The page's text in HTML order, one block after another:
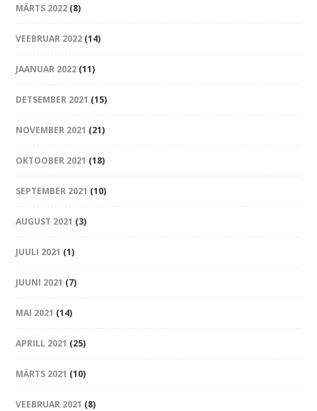
MÄRTS 2022 (8)
VEEBRUAR 2022 (14)
JAANUAR 2022 (11)
DETSEMBER 2021 (15)
NOVEMBER 2021 (21)
OKTOOBER 2021 (18)
SEPTEMBER 2021 (10)
AUGUST 2021 (3)
JUULI 2021 (1)
JUUNI 2021 (7)
MAI 2021 (14)
APRILL 2021 (25)
MÄRTS 2021 (10)
VEEBRUAR 2021 (8)